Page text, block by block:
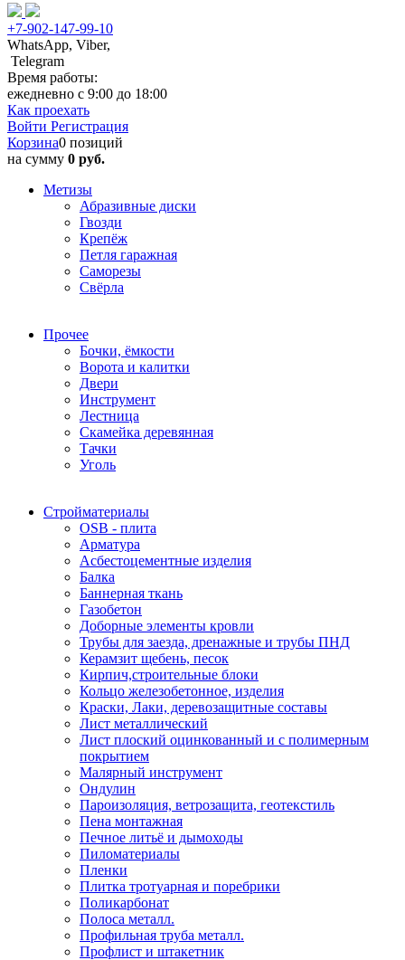
+7-902-147-99-10
WhatsApp, Viber,
Telegram
Время работы:
ежедневно с 9:00 до 18:00
Как проехать
Войти Регистрация
Корзина0 позиций
на сумму 0 руб.
Метизы
Абразивные диски
Гвозди
Крепёж
Петля гаражная
Саморезы
Свёрла
Прочее
Бочки, ёмкости
Ворота и калитки
Двери
Инструмент
Лестница
Скамейка деревянная
Тачки
Уголь
Стройматериалы
OSB - плита
Арматура
Асбестоцементные изделия
Балка
Баннерная ткань
Газобетон
Доборные элементы кровли
Трубы для заезда, дренажные и трубы ПНД
Керамзит щебень, песок
Кирпич,строительные блоки
Кольцо железобетонное, изделия
Краски, Лаки, деревозащитные составы
Лист металлический
Лист плоский оцинкованный и с полимерным
покрытием
Малярный инструмент
Ондулин
Пароизоляция, ветрозащита, геотекстиль
Пена монтажная
Печное литьё и дымоходы
Пиломатериалы
Пленки
Плитка тротуарная и поребрики
Поликарбонат
Полоса металл.
Профильная труба металл.
Профлист и штакетник